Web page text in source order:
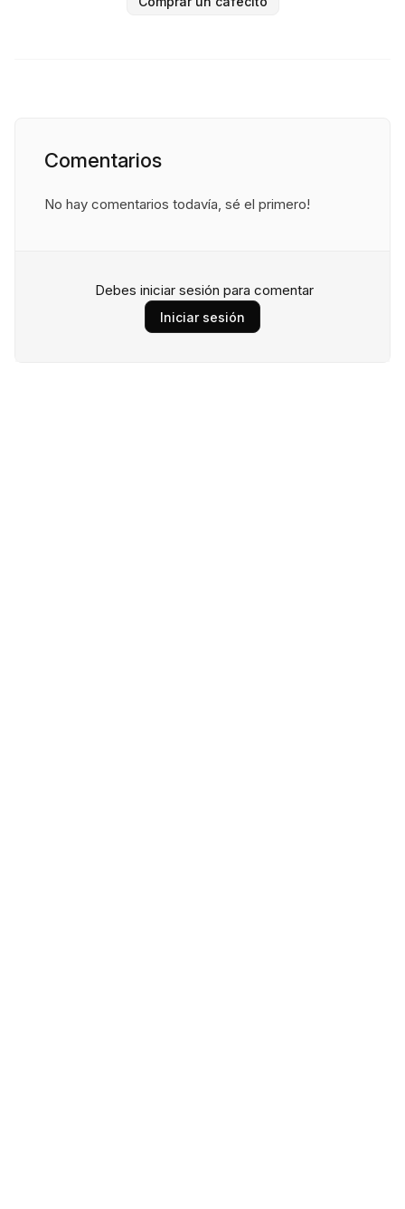
Comentarios
No hay comentarios todavía, sé el primero!
Debes iniciar sesión para comentar
Iniciar sesión